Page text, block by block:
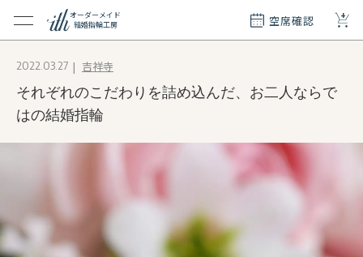
オーダーメイド
結婚指輪工房
空席確認 +
メイド
リー
2022.03.27 吉祥寺
それぞれのこだわりを詰め込んだ、お二人ならで
はの結婚指輪